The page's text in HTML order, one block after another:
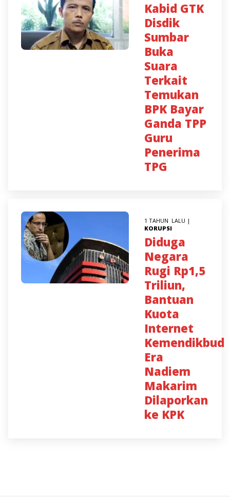
Kabid GTK
Disdik
Sumbar
Buka
Suara
Terkait
Temukan
BPK Bayar
Ganda TPP
Guru
Penerima
TPG
1 TAHUN LALU |
KORUPSI
Diduga
Negara
Rugi Rp1,5
Triliun,
Bantuan
Kuota
Internet
Kemendikbud
Era
Nadiem
Makarim
Dilaporkan
ke KPK